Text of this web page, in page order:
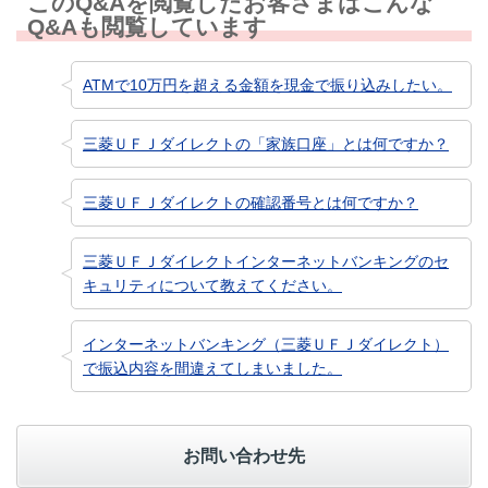
Q&Aも閲覧しています
ATMで10万円を超える金額を現金で振り込みしたい。
三菱ＵＦＪダイレクトの「家族口座」とは何ですか？
三菱ＵＦＪダイレクトの確認番号とは何ですか？
三菱ＵＦＪダイレクトインターネットバンキングのセ
キュリティについて教えてください。
インターネットバンキング（三菱ＵＦＪダイレクト）
で振込内容を間違えてしまいました。
お問い合わせ先